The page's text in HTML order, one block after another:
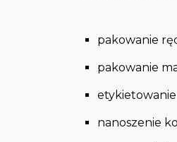
pakowanie
pakowanie
nanoszenie